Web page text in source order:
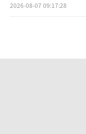
2026-08-07 09:17:28